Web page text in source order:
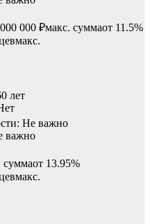
000 ₽макс. суммаот 11.5%
лет
Не важно
важно
13.95%